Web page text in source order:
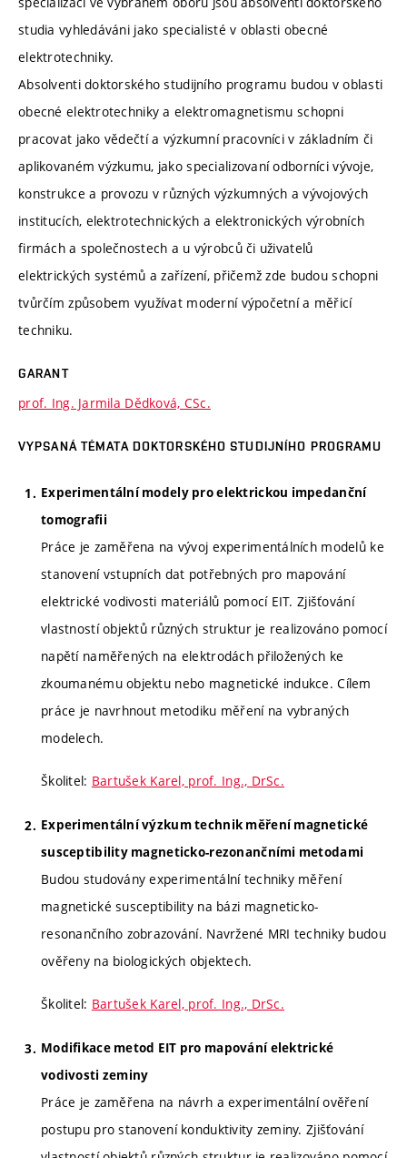
studia vyhledáváni jako specialisté v oblasti obecné
elektrotechniky.
Absolventi doktorského studijního programu budou v oblasti
obecné elektrotechniky a elektromagnetismu schopni
pracovat jako vědečtí a výzkumní pracovníci v základním či
aplikovaném výzkumu, jako specializovaní odborníci vývoje,
konstrukce a provozu v různých výzkumných a vývojových
institucích, elektrotechnických a elektronických výrobních
firmách a společnostech a u výrobců či uživatelů
elektrických systémů a zařízení, přičemž zde budou schopni
tvůrčím způsobem využívat moderní výpočetní a měřicí
techniku.
GARANT
prof. Ing. Jarmila Dědková, CSc.
VYPSANÁ TÉMATA DOKTORSKÉHO STUDIJNÍHO PROGRAMU
Experimentální modely pro elektrickou impedanční
tomografii
Práce je zaměřena na vývoj experimentálních modelů ke
stanovení vstupních dat potřebných pro mapování
elektrické vodivosti materiálů pomocí EIT. Zjišťování
vlastností objektů různých struktur je realizováno pomocí
napětí naměřených na elektrodách přiložených ke
zkoumanému objektu nebo magnetické indukce. Cílem
práce je navrhnout metodiku měření na vybraných
modelech.
Školitel: Bartušek Karel, prof. Ing., DrSc.
Experimentální výzkum technik měření magnetické
susceptibility magneticko-rezonančními metodami
Budou studovány experimentální techniky měření
magnetické susceptibility na bázi magneticko-
resonančního zobrazování. Navržené MRI techniky budou
ověřeny na biologických objektech.
Školitel: Bartušek Karel, prof. Ing., DrSc.
Modifikace metod EIT pro mapování elektrické
vodivosti zeminy
Práce je zaměřena na návrh a experimentální ověření
postupu pro stanovení konduktivity zeminy. Zjišťování